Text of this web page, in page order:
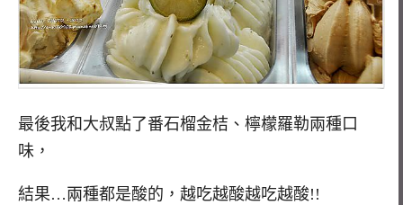
最後我和大叔點了番石榴金桔、檸檬羅勒兩種口
味，
結果…兩種都是酸的，越吃越酸越吃越酸!!